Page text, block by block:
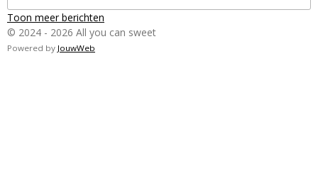
Toon meer berichten
© 2024 - 2026 All you can sweet
Powered by JouwWeb